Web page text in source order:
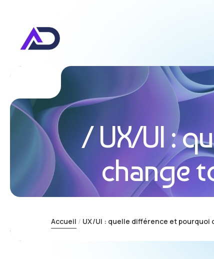
UX/UI :
change
Accueil UX/UI : quelle différence et